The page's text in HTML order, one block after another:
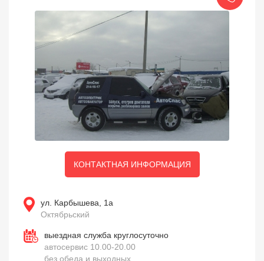
КОНТАКТНАЯ ИНФОРМАЦИЯ
ул. Карбышева, 1а
Октябрьский
выездная служба круглосуточно
автосервис 10.00-20.00
без обеда и выходных